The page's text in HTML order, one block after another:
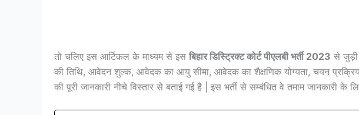
तो चलिए इस आर्टिकल के माध्यम से इस बिहार डिस्ट्रिक्ट कोर्ट पीएलबी भर्ती 2023 से जुड़ी
की तिथि, आवेदन शुल्क, आवेदक का आयु सीमा, आवेदक का शैक्षणिक योग्यता, चयन
की पूरी जानकारी नीचे विस्तार से बताई गई है | इस भर्ती से सम्बंधित वे तमाम जानकारी